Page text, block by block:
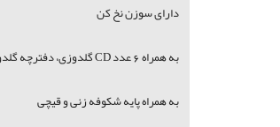
دارای سوزن نخ کن
به همراه 6 عدد CD گلدوزی، دفترچه گلدوزی
به همراه پایه شکوفه زنی و قیچی